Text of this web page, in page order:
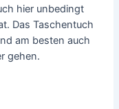
hier unbedingt
Das Taschentuch
am besten auch
gehen.